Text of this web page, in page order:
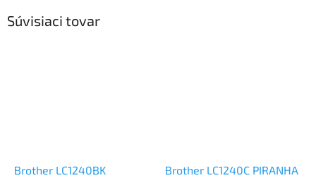
Súvisiaci tovar
Brother LC1240BK
Brother LC1240C PIRANHA